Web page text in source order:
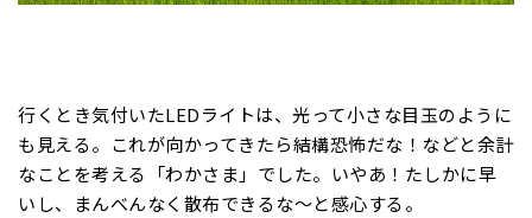
行くとき気付いたLEDライトは、光って小さな目玉のように
も見える。これが向かってきたら結構恐怖だな！などと余計
なことを考える「わかさま」でした。いやあ！たしかに早
いし、まんべんなく散布できるな～と感心する。